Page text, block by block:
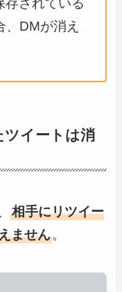
存されている
、DMが消え
イートは消
相手にリツイー
ません。